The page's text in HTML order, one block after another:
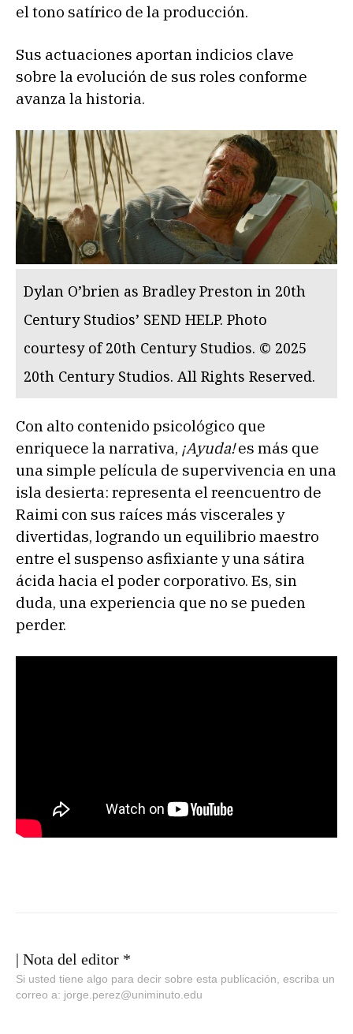
el tono satírico de la producción.
Sus actuaciones aportan indicios clave
sobre la evolución de sus roles conforme
avanza la historia.
Dylan O’brien as Bradley Preston in 20th
Century Studios’ SEND HELP. Photo
courtesy of 20th Century Studios. © 2025
20th Century Studios. All Rights Reserved.
Con alto contenido psicológico que
enriquece la narrativa, ¡Ayuda!es más que
una simple película de supervivencia en una
isla desierta: representa el reencuentro de
Raimi con sus raíces más viscerales y
divertidas, logrando un equilibrio maestro
entre el suspenso asfixiante y una sátira
ácida hacia el poder corporativo. Es, sin
duda, una experiencia que no se pueden
perder.
| Nota del editor *
Si usted tiene algo para decir sobre esta publicación, escriba un
correo a: jorge.perez@uniminuto.edu